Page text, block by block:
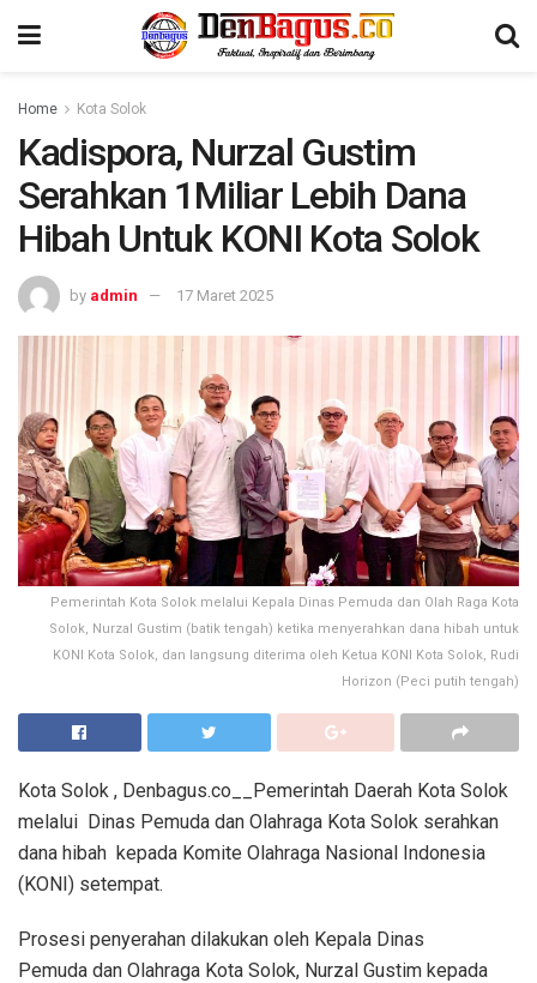
Home Kota Solok
Kadispora, Nurzal Gustim
Serahkan 1Miliar Lebih Dana
Hibah Untuk KONI Kota Solok
by admin 17 Maret 2025
Pemerintah Kota Solok melalui Kepala Dinas Pemuda dan Olah Raga Kota
Solok, Nurzal Gustim (batik tengah) ketika menyerahkan dana hibah untuk
KONI Kota Solok, dan langsung diterima oleh Ketua KONI Kota Solok, Rudi
Horizon (Peci putih tengah)
Kota Solok , Denbagus.co__Pemerintah Daerah Kota Solok
melalui Dinas Pemuda dan Olahraga Kota Solok serahkan
dana hibah kepada Komite Olahraga Nasional Indonesia
(KONI) setempat.
Prosesi penyerahan dilakukan oleh Kepala Dinas
Pemuda dan Olahraga Kota Solok, Nurzal Gustim kepada